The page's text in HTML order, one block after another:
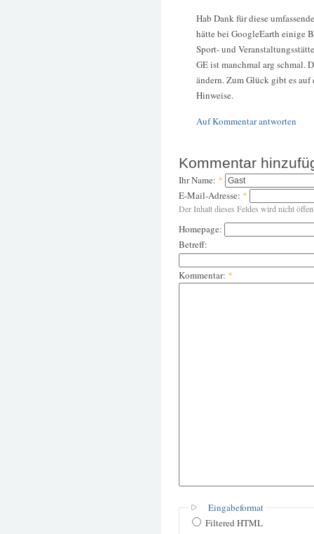
Hab Dank für diese
hätte bei GoogleEarth einige
Sport- und
GE ist manchmal arg schmal.
ändern. Zum Glück gibt es
Hinweise.
Auf Kommentar antworten
Kommentar
Ihr Name: *
E-Mail-Adresse: *
Der Inhalt dieses Feldes wird nicht
Homepage:
Betreff:
Kommentar: *
Eingabeformat
Filtered HTML